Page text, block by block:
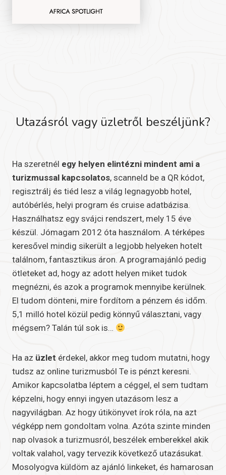
Utazásról vagy üzletről beszéljünk?
Ha szeretnél egy helyen elintézni mindent ami a
turizmussal kapcsolatos, scanneld be a QR kódot,
regisztrálj és tiéd lesz a világ legnagyobb hotel,
autóbérlés, helyi program és cruise adatbázisa.
Használhatsz egy svájci rendszert, mely 15 éve
készül. Jómagam 2012 óta használom. A térképes
keresővel mindig sikerült a legjobb helyeken hotelt
találnom, fantasztikus áron. A programajánló pedig
ötleteket ad, hogy az adott helyen miket tudok
megnézni, és azok a programok mennyibe kerülnek.
El tudom dönteni, mire fordítom a pénzem és időm.
5,1 milló hotel közül pedig könnyű választani, vagy
mégsem? Talán túl sok is…
Ha az üzlet érdekel, akkor meg tudom mutatni, hogy
tudsz az online turizmusból Te is pénzt keresni.
Amikor kapcsolatba léptem a céggel, el sem tudtam
képzelni, hogy ennyi ingyen utazásom lesz a
nagyvilágban. Az hogy útikönyvet írok róla, na azt
végképp nem gondoltam volna. Azóta szinte minden
nap olvasok a turizmusról, beszélek emberekkel akik
voltak valahol, vagy tervezik következő utazásukat.
Mosolyogva küldöm az ajánló linkeket, és hamarosan